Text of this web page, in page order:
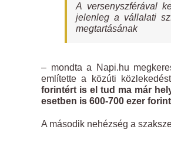
A versenyszférával
jelenleg a vállalati
megtartásának
– mondta a Napi.hu
említette a közúti
forintért is el tud ma már
esetben is 600-700 ezer
A második nehézség a